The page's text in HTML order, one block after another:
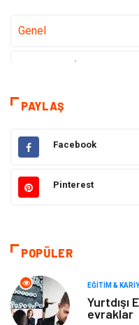
Genel
Teknoloji & İnternet
Hizmet
Hukuk
Otomotiv
Moda
Makine
Elektronik
PAYLAŞ
Facebook
Pinterest
POPÜLER
EĞITIM &
Yurtdışı
evraklar